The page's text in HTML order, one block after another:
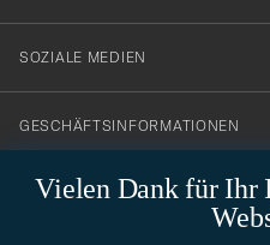
Vielen Dank für Ihr
SOZIALE MEDIEN
GESCHÄFTSINFORMATIONEN